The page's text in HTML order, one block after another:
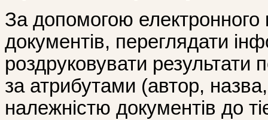
За допомогою
документів, переглядати
роздруковувати
за атрибутами (автор, назва,
належністю документів до